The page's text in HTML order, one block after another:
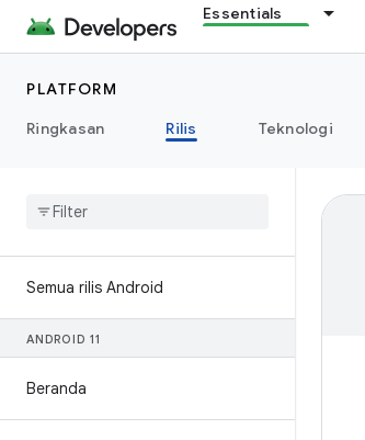
Essentials
PLATFORM
Ringkasan
Rilis Teknologi
Semua rilis Android
ANDROID 11
Beranda